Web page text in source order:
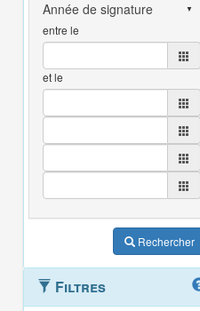
entre le
et le
Rechercher
Filtres